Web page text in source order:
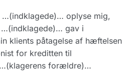
…(indklagede)… oplyse mig,
gav i
klients påtagelse af hæftelsen
for kreditten til
forældre)…